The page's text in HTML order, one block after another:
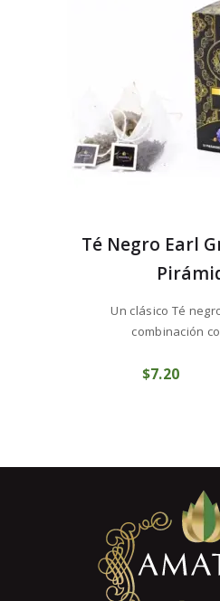
Té Negro Earl
Un clásico Té
combinación
$7 20